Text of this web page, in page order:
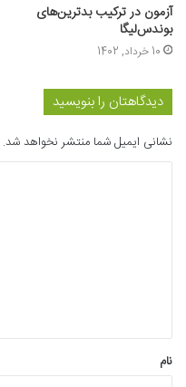
آزمون در ترکیب بدترین‌های
بوندس‌لیگا
10 خرداد, 1402
دیدگاهتان را بنویسید
نشانی ایمیل شما منتشر نخواهد شد.
*
نام